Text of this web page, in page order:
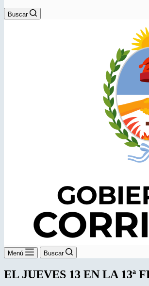
Buscar
Menú Buscar
EL JUEVES 13 EN LA 13ª